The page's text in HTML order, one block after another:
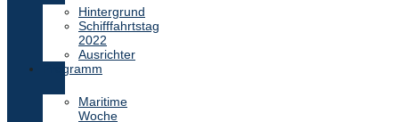
Hintergrund
Schifffahrtstag
2022
Ausrichter
Programm
Maritime
Woche